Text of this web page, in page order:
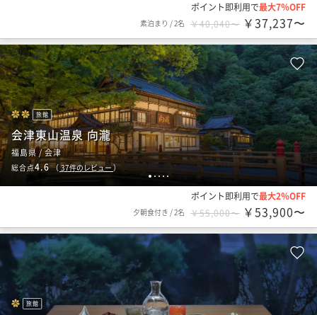
ポイント即利用で最大7％OFF
素泊まり /2名 ￥40,040〜 ￥37,237〜
1 2 345
旅館
会津東山温泉 向瀧
福島県 / 会津
総合点4.6（ 37件のレビュー）
ポイント即利用で最大2％OFF
夕朝食付き /2名 ￥55,000〜 ￥53,900〜
旅館